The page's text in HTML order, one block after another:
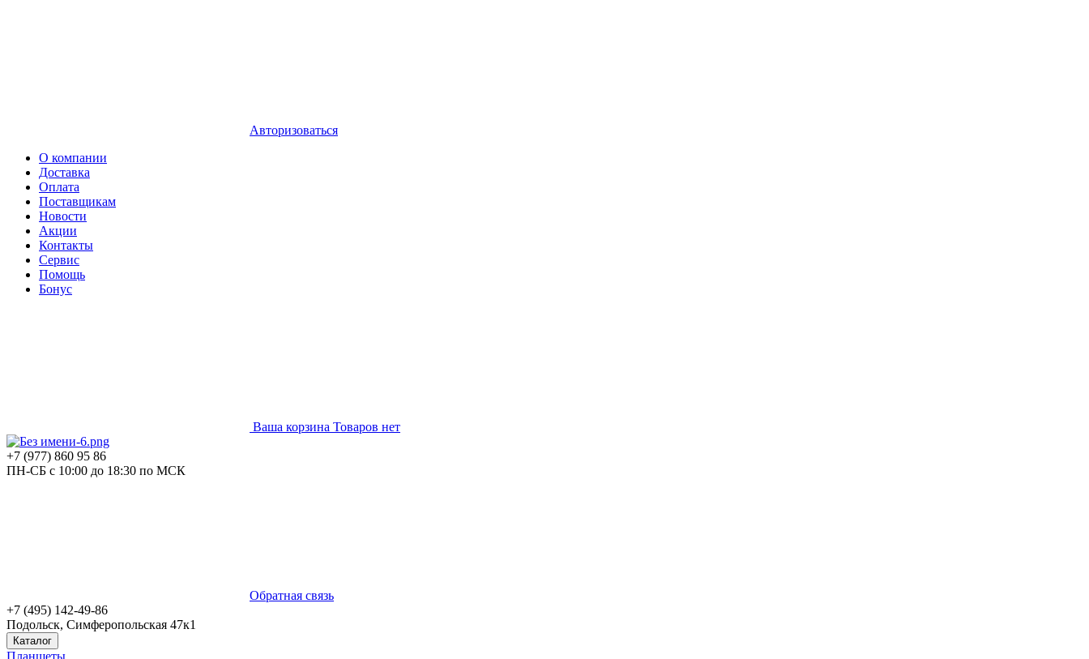
Авторизоваться
О компании
Доставка
Оплата
Поставщикам
Новости
Акции
Контакты
Сервис
Помощь
Бонус
Ваша корзина Товаров нет
+7 (977) 860 95 86
ПН-СБ с 10:00 до 18:30 по МСК
Обратная связь
+7 (495) 142-49-86
Подольск, Симферопольская 47к1
Каталог
Планшеты